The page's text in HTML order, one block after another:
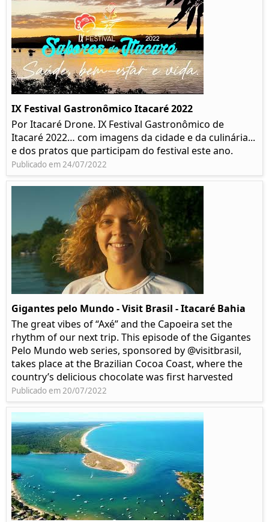
IX Festival Gastronômico Itacaré 2022
Por Itacaré Drone. IX Festival Gastronômico de
Itacaré 2022… com imagens da cidade e da culinária...
e dos pratos que participam do festival este ano.
Publicado em 24/07/2022
Gigantes pelo Mundo - Visit Brasil - Itacaré Bahia
The great vibes of “Axé” and the Capoeira set the
rhythm of our next trip. This episode of the Gigantes
Pelo Mundo web series, sponsored by @visitbrasil,
takes place at the Brazilian Cocoa Coast, where the
country’s delicious chocolate was first harvested
Publicado em 20/07/2022